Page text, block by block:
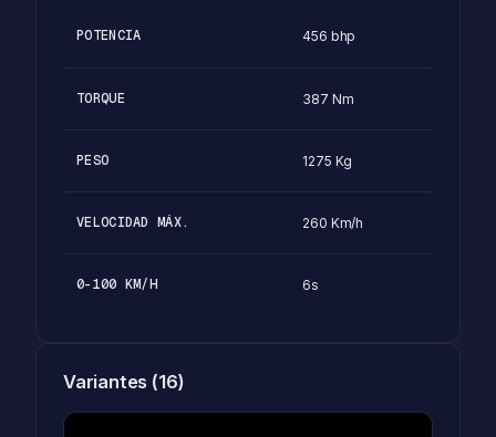
POTENCIA 456 bhp
TORQUE 387 Nm
PESO 1275 Kg
VELOCIDAD MÁX. 260 Km/h
0-100 KM/H 6s
Variantes (16)